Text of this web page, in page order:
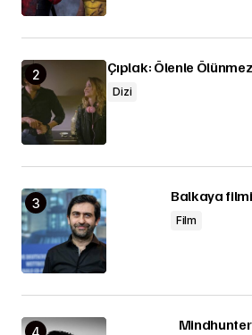
Çıplak: Ölenle
Dizi
Balkaya
Film